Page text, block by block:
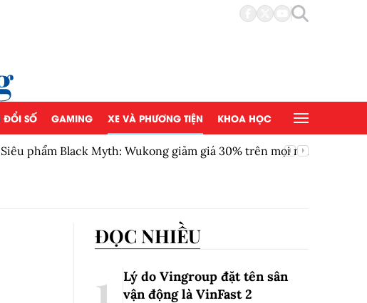
ĐỔI SỐ GAMING XE VÀ PHƯƠNG TIỆN KHOA HỌC
Wukong giảm giá 30% trên mọi nền tảng
ĐỌC NHIỀU
Lý do Vingroup đặt tên sân
vận động là VinFast2